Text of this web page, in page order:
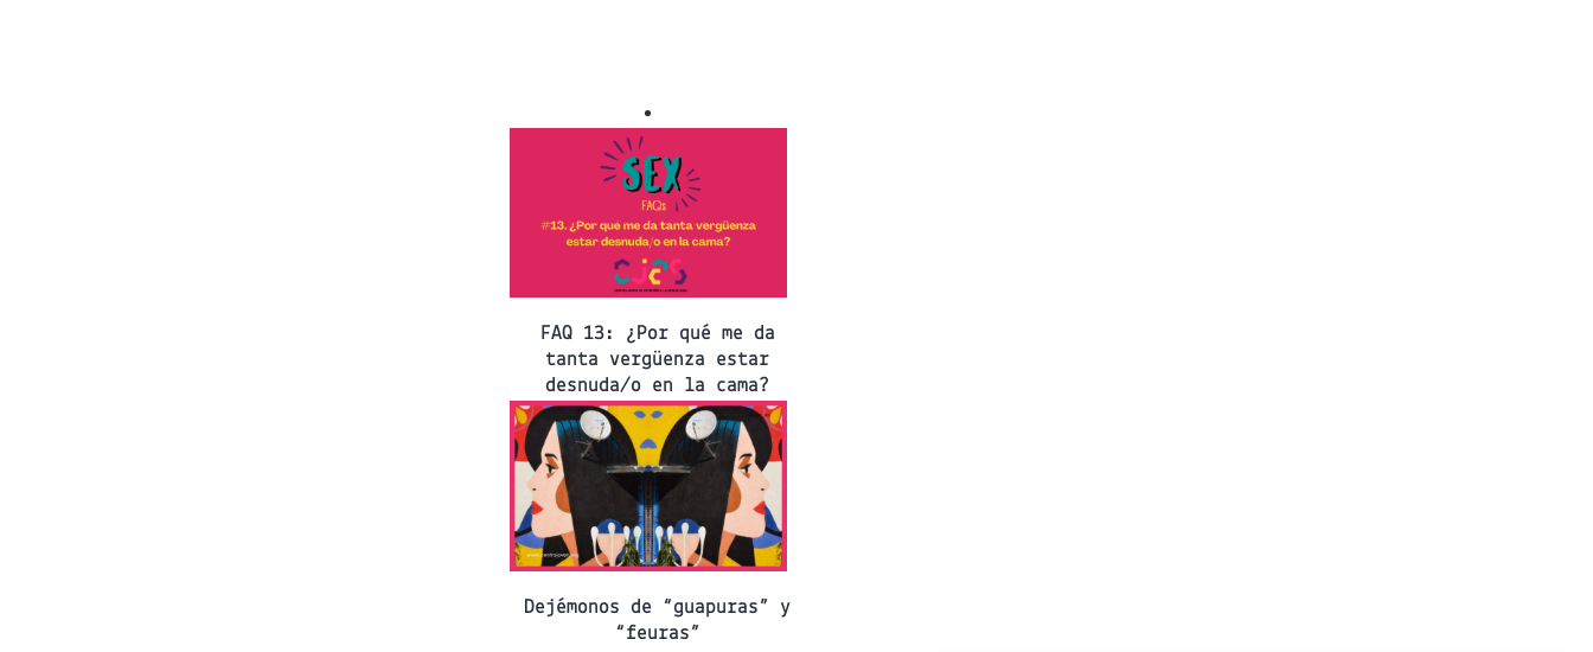
FAQ 13: ¿Por qué me da
tanta vergüenza estar
desnuda/o en la cama?
Dejémonos de “guapuras” y
“feuras”